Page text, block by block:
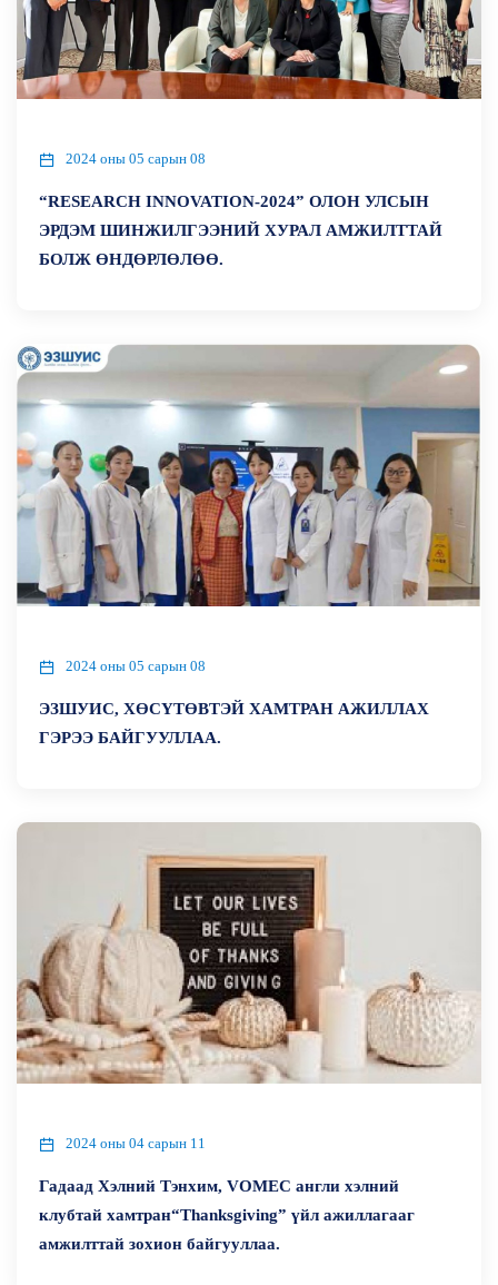
2024 оны 05 сарын 08
“RESEARCH INNOVATION-2024” ОЛОН УЛСЫН
ЭРДЭМ ШИНЖИЛГЭЭНИЙ ХУРАЛ АМЖИЛТТАЙ
БОЛЖ ӨНДӨРЛӨЛӨӨ.
2024 оны 05 сарын 08
ЭЗШУИС, ХӨСҮТӨВТЭЙ ХАМТРАН АЖИЛЛАХ
ГЭРЭЭ БАЙГУУЛЛАА.
2024 оны 04 сарын 11
Гадаад Хэлний Тэнхим, VOMEC англи хэлний
клубтай хамтран“Thanksgiving” үйл ажиллагааг
амжилттай зохион байгууллаа.